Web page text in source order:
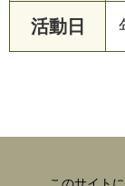
活動日